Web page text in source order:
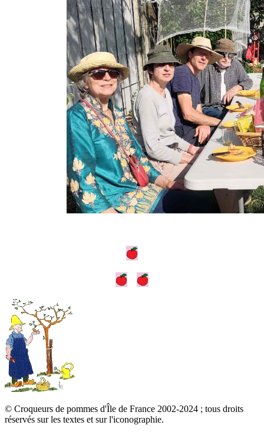
© Croqueurs de pommes d'Île de France 2002-2024 ; tous droits
réservés sur les textes et sur l'iconographie.